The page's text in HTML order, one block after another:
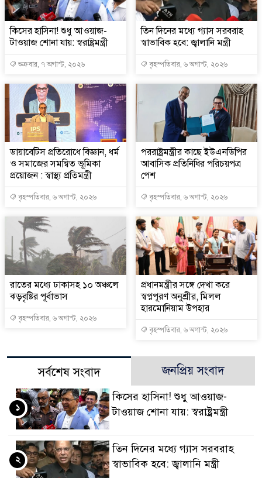
কিসের হাসিনা! শুধু আওয়াজ-
টাওয়াজ শোনা যায়: স্বরাষ্ট্রমন্ত্রী
শুক্রবার, ৭ অগাস্ট, ২০২৬
তিন দিনের মধ্যে গ্যাস সরবরাহ
স্বাভাবিক হবে: জ্বালানি মন্ত্রী
বৃহস্পতিবার, ৬ অগাস্ট, ২০২৬
ডায়াবেটিস প্রতিরোধে বিজ্ঞান, ধর্ম
ও সমাজের সমন্বিত ভূমিকা
প্রয়োজন : স্বাস্থ্য প্রতিমন্ত্রী
বৃহস্পতিবার, ৬ অগাস্ট, ২০২৬
পররাষ্ট্রমন্ত্রীর কা‌ছে ইউএনডিপির
আবাসিক প্রতিনিধির পরিচয়পত্র
পেশ
বৃহস্পতিবার, ৬ অগাস্ট, ২০২৬
রাতের মধ্যে ঢাকাসহ ১০ অঞ্চলে
ঝড়বৃষ্টির পূর্বাভাস
বৃহস্পতিবার, ৬ অগাস্ট, ২০২৬
প্রধানমন্ত্রীর সঙ্গে দেখা করে
স্বপ্নপূরণ অনুশ্রীর, মিলল
হারমোনিয়াম উপহার
বৃহস্পতিবার, ৬ অগাস্ট, ২০২৬
সর্বশেষ সংবাদ জনপ্রিয় সংবাদ
কিসের হাসিনা! শুধু আওয়াজ-
টাওয়াজ শোনা যায়: স্বরাষ্ট্রমন্ত্রী
১
তিন দিনের মধ্যে গ্যাস সরবরাহ
স্বাভাবিক হবে: জ্বালানি মন্ত্রী
২